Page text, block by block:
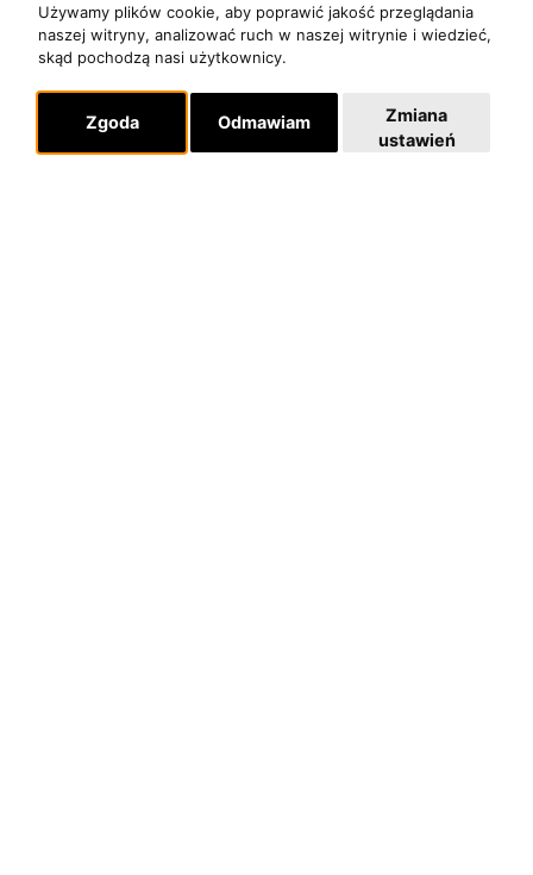
Używamy plików cookie, aby poprawić jakość przeglądania
naszej witryny, analizować ruch w naszej witrynie i wiedzieć,
skąd pochodzą nasi użytkownicy.
Zgoda Odmawiam
Zmiana
ustawień
RECENZJE
Pomoc
KONTAKT
POLITYKA PRYWATNOŚCI